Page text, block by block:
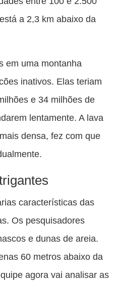
a 2,3 km abaixo da
em uma montanha
inativos. Elas teriam
e 34 milhões de
lentamente. A lava
densa, fez com que
características das
Os pesquisadores
e dunas de areia.
60 metros abaixo da
agora vai analisar as